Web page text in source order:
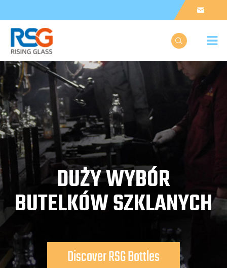


DUŻY WYBÓR
BUTELKÓW SZKLANYCH
Discover RSG Bottles